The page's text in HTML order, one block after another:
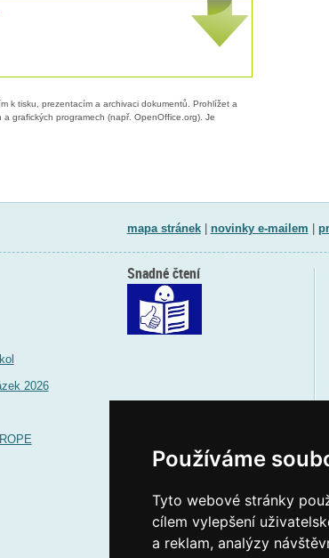
Používáme
Tyto webové stránky
cílem vylepšení
a reklam, analýzy
k tisku, prezentacím a archivaci dokumentů. Prohlížet a
grafických programech (např. OpenOffice.org). Je
mapa stránek| novinky e-mailem
2026
Snadné čtení